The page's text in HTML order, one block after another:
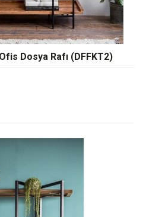
Dosya Rafı (DFFKT2)